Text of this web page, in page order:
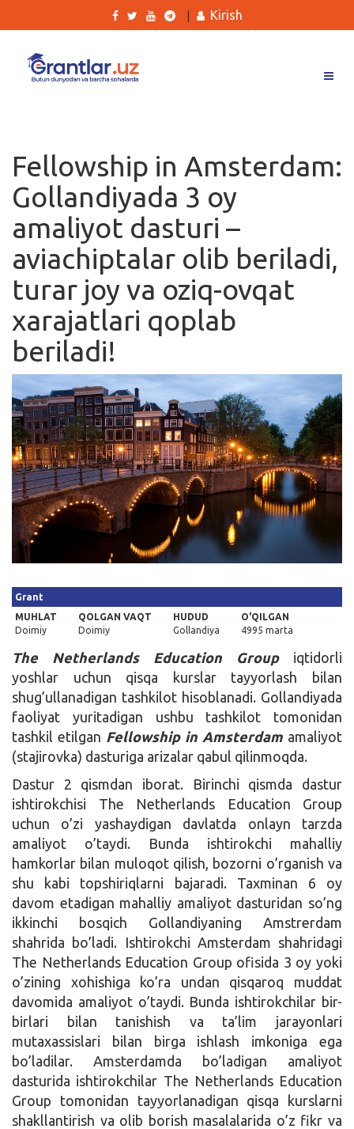
Ishlar
Kurslar
Blog
Yana
Qidirish
Kirish
Kirish
Fellowship in Amsterdam:
Gollandiyada 3 oy
amaliyot dasturi –
aviachiptalar olib beriladi,
turar joy va oziq-ovqat
xarajatlari qoplab
beriladi!
Grant
MUHLAT
Doimiy
QOLGAN VAQT
Doimiy
HUDUD
Gollandiya
O'QILGAN
4995 marta
The Netherlands Education Groupiqtidorli
yoshlar uchun qisqa kurslar tayyorlash bilan
shug’ullanadigan tashkilot hisoblanadi. Gollandiyada
faoliyat yuritadigan ushbu tashkilot tomonidan
tashkil etilgan Fellowship in Amsterdam amaliyot
(stajirovka) dasturiga arizalar qabul qilinmoqda.
Dastur 2 qismdan iborat. Birinchi qismda dastur
ishtirokchisi The Netherlands Education Group
uchun o’zi yashaydigan davlatda onlayn tarzda
amaliyot o’taydi. Bunda ishtirokchi mahalliy
hamkorlar bilan muloqot qilish, bozorni o’rganish va
shu kabi topshiriqlarni bajaradi. Taxminan 6 oy
davom etadigan mahalliy amaliyot dasturidan so’ng
ikkinchi bosqich Gollandiyaning Amstrerdam
shahrida bo’ladi. Ishtirokchi Amsterdam shahridagi
The Netherlands Education Group ofisida 3 oy yoki
o’zining xohishiga ko’ra undan qisqaroq muddat
davomida amaliyot o’taydi. Bunda ishtirokchilar bir-
birlari bilan tanishish va ta’lim jarayonlari
mutaxassislari bilan birga ishlash imkoniga ega
bo’ladilar. Amsterdamda bo’ladigan amaliyot
dasturida ishtirokchilar The Netherlands Education
Group tomonidan tayyorlanadigan qisqa kurslarni
shakllantirish va olib borish masalalarida o’z fikr va